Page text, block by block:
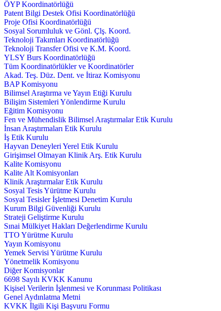
ÖYP Koordinatörlüğü
Patent Bilgi Destek Ofisi Koordinatörlüğü
Proje Ofisi Koordinatörlüğü
Sosyal Sorumluluk ve Gönl. Çlş. Koord.
Teknoloji Takımları Koordinatörlüğü
Teknoloji Transfer Ofisi ve K.M. Koord.
YLSY Burs Koordinatörlüğü
Tüm Koordinatörlükler ve Koordinatörler
Akad. Teş. Düz. Dent. ve İtiraz Komisyonu
BAP Komisyonu
Bilimsel Araştırma ve Yayın Etiği Kurulu
Bilişim Sistemleri Yönlendirme Kurulu
Eğitim Komisyonu
Fen ve Mühendislik Bilimsel Araştırmalar Etik Kurulu
İnsan Araştırmaları Etik Kurulu
İş Etik Kurulu
Hayvan Deneyleri Yerel Etik Kurulu
Girişimsel Olmayan Klinik Arş. Etik Kurulu
Kalite Komisyonu
Kalite Alt Komisyonları
Klinik Araştırmalar Etik Kurulu
Sosyal Tesis Yürütme Kurulu
Sosyal Tesisler İşletmesi Denetim Kurulu
Kurum Bilgi Güvenliği Kurulu
Strateji Geliştirme Kurulu
Sınai Mülkiyet Hakları Değerlendirme Kurulu
TTO Yürütme Kurulu
Yayın Komisyonu
Yemek Servisi Yürütme Kurulu
Yönetmelik Komisyonu
Diğer Komisyonlar
6698 Sayılı KVKK Kanunu
Kişisel Verilerin İşlenmesi ve Korunması Politikası
Genel Aydınlatma Metni
KVKK İlgili Kişi Başvuru Formu